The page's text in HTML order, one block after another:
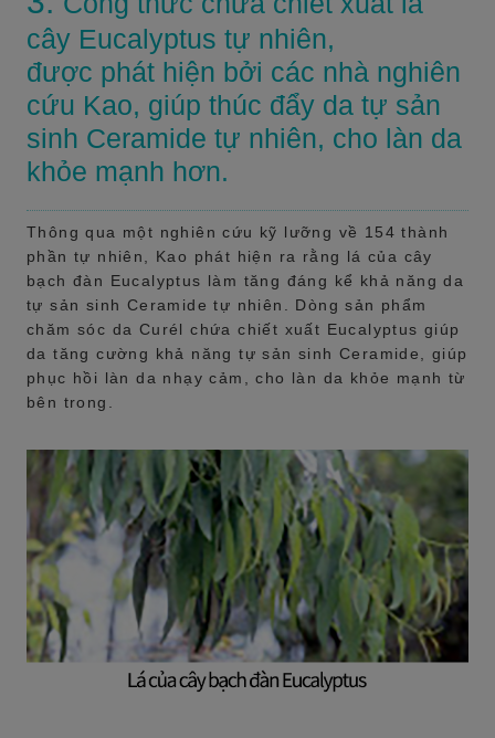
cây Eucalyptus tự nhiên,
được phát hiện bởi các nhà nghiên
cứu Kao, giúp thúc đẩy da tự sản
sinh Ceramide tự nhiên, cho làn da
khỏe mạnh hơn.
Thông qua một nghiên cứu kỹ lưỡng về 154 thành
phần tự nhiên, Kao phát hiện ra rằng lá của cây
bạch đàn Eucalyptus làm tăng đáng kể khả năng da
tự sản sinh Ceramide tự nhiên. Dòng sản phẩm
chăm sóc da Curél chứa chiết xuất Eucalyptus giúp
da tăng cường khả năng tự sản sinh Ceramide, giúp
phục hồi làn da nhạy cảm, cho làn da khỏe mạnh từ
bên trong.